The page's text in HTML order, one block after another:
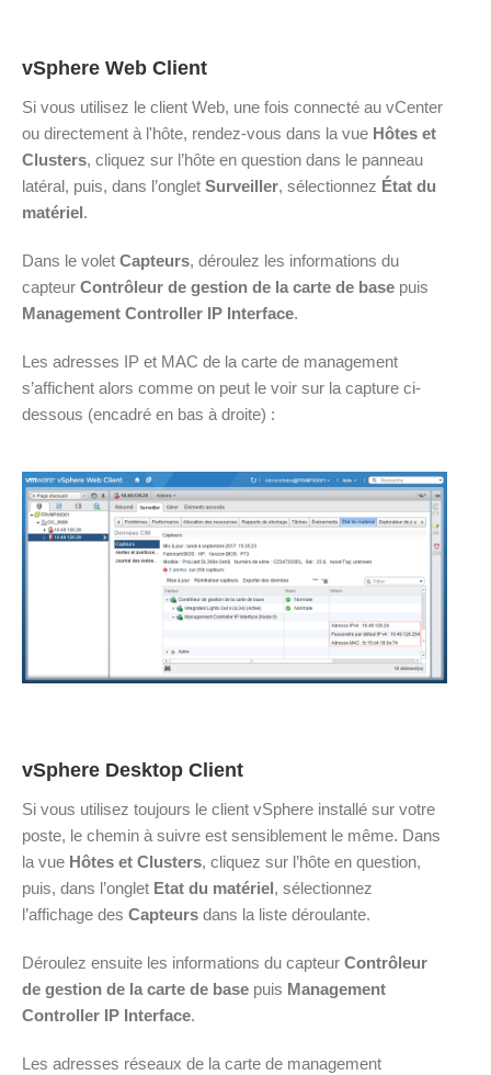
vSphere Web Client
Si vous utilisez le client Web, une fois connecté au vCenter
ou directement à l'hôte, rendez-vous dans la vue Hôtes et
Clusters, cliquez sur l’hôte en question dans le panneau
latéral, puis, dans l’onglet Surveiller, sélectionnez État du
matériel.
Dans le volet Capteurs, déroulez les informations du
capteur Contrôleur de gestion de la carte de base puis
Management Controller IP Interface.
Les adresses IP et MAC de la carte de management
s’affichent alors comme on peut le voir sur la capture ci-
dessous (encadré en bas à droite) :
vSphere Desktop Client
Si vous utilisez toujours le client vSphere installé sur votre
poste, le chemin à suivre est sensiblement le même. Dans
la vue Hôtes et Clusters, cliquez sur l’hôte en question,
puis, dans l’onglet Etat du matériel, sélectionnez
l’affichage des Capteurs dans la liste déroulante.
Déroulez ensuite les informations du capteur Contrôleur
de gestion de la carte de base puis Management
Controller IP Interface.
Les adresses réseaux de la carte de management